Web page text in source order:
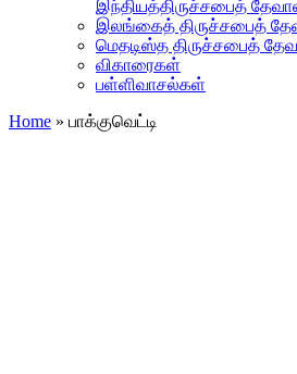
இந்தியத்திருச்சபைத்
இலங்கைத் திருச்சபைத்
மெதடிஸ்த திருச்சபைத்
விகாரைகள்
பள்ளிவாசல்கள்
Home » பாக்குவெட்டி